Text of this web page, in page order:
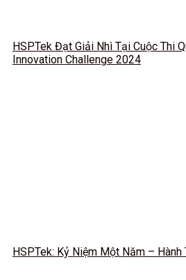
HSPTek Đạt Giải Nhì Tại Cuộc Thi
Innovation Challenge 2024
HSPTek: Kỷ Niệm Một Năm – Hành